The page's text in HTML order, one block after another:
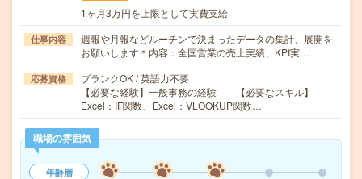
1ヶ月3万円を上限として実費支給
仕事内容
週報や月報などルーチンで決まったデータの集計、展開を
お願いします＊内容：全国営業の売上実績、KPI実…
応募資格
ブランクOK / 英語力不要
【必要な経験】一般事務の経験 【必要なスキル】
Excel：IF関数、Excel：VLOOKUP関数…
職場の雰囲気
年齢層